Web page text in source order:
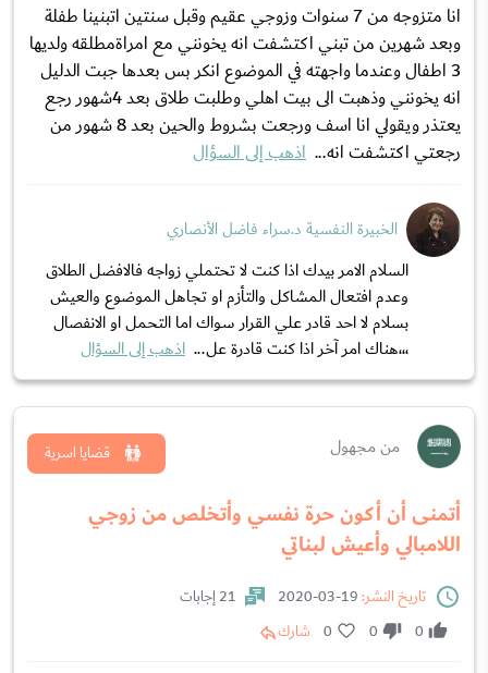
انا متزوجه من 7 سنوات وزوجي عقيم وقبل سنتين اتبنينا طفلة
وبعد شهرين من تبني اكتشفت انه يخونني مع امراةمطلقه ولديها
3 اطفال وعندما واجهته في الموضوع انكر بس بعدها جبت الدليل
انه يخونني وذهبت الى بيت اهلي وطلبت طلاق بعد 4شهور رجع
يعتذر ويقولي انا اسف ورجعت بشروط والحين بعد 8 شهور من
رجعتي اكتشفت انه... اذهب إلى السؤال
الخبيرة النفسية د.سراء فاضل الأنصاري
السلام الامر بيدك اذا كنت لا تحتملي زواجه فالافضل الطلاق
وعدم افتعال المشاكل والتأزم او تجاهل الموضوع والعيش
بسلام لا احد قادر علي القرار سواك اما التحمل او الانفصال
،،،هناك امر آخر اذا كنت قادرة عل... اذهب إلى السؤال
من مجهول
أتمنى أن أكون حرة نفسي وأتخلص من زوجي
اللامبالي وأعيش لبناتي
قضايا اسرية
تاريخ النشر:
21 إجابات
0
0
0 شارك